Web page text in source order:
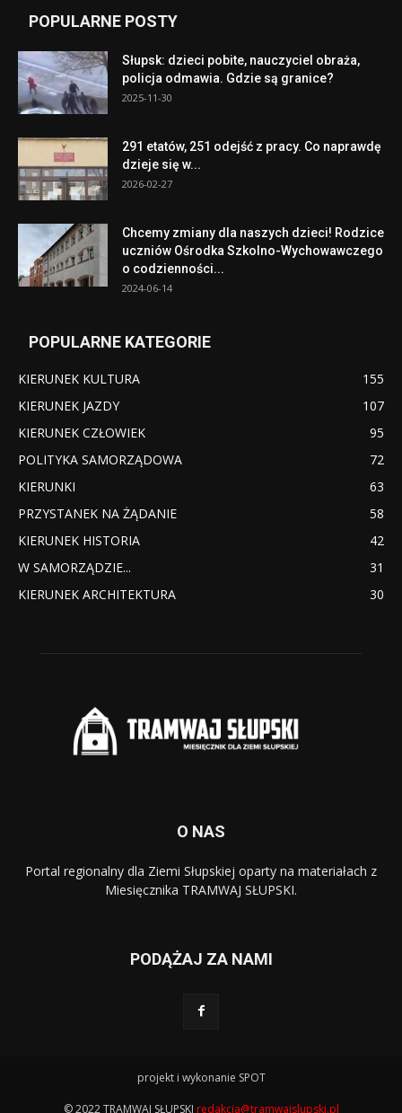
POPULARNE POSTY
Słupsk: dzieci pobite, nauczyciel obraża,
policja odmawia. Gdzie są granice?
2025-11-30
291 etatów, 251 odejść z pracy. Co naprawdę
dzieje się w...
2026-02-27
Chcemy zmiany dla naszych dzieci! Rodzice
uczniów Ośrodka Szkolno-Wychowawczego
o codzienności...
2024-06-14
POPULARNE KATEGORIE
KIERUNEK KULTURA
155
KIERUNEK JAZDY
107
KIERUNEK CZŁOWIEK
95
POLITYKA SAMORZĄDOWA
72
KIERUNKI
63
PRZYSTANEK NA ŻĄDANIE
58
KIERUNEK HISTORIA
42
W SAMORZĄDZIE...
31
KIERUNEK ARCHITEKTURA
30
O NAS
Portal regionalny dla Ziemi Słupskiej oparty na materiałach z
Miesięcznika TRAMWAJ SŁUPSKI.
PODĄŻAJ ZA NAMI
projekt i wykonanie SPOT
© 2022 TRAMWAJ SŁUPSKI redakcja@tramwajslupski.pl